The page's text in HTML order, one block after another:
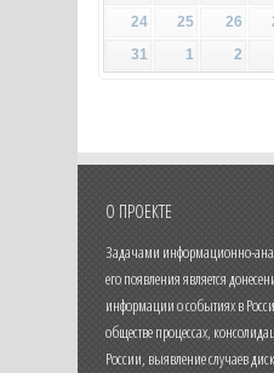
24
25 26
31
1 2
О ПРОЕКТЕ
Задачами информационно-
его появления является
информации о событиях в
обществе процессах,
России, выявление случаев